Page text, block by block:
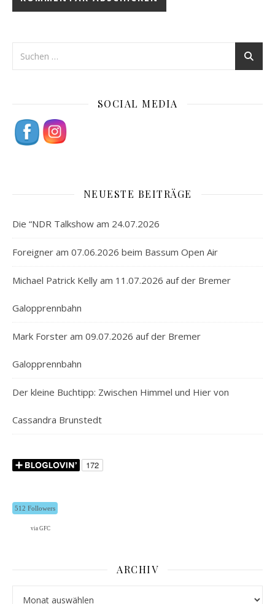
SOCIAL MEDIA
NEUESTE BEITRÄGE
Die “NDR Talkshow am 24.07.2026
Foreigner am 07.06.2026 beim Bassum Open Air
Michael Patrick Kelly am 11.07.2026 auf der Bremer
Galopprennbahn
Mark Forster am 09.07.2026 auf der Bremer
Galopprennbahn
Der kleine Buchtipp: Zwischen Himmel und Hier von
Cassandra Brunstedt
512 Followers
via GFC
ARCHIV